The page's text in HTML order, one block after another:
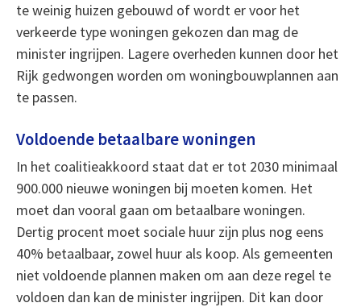
te weinig huizen gebouwd of wordt er voor het
verkeerde type woningen gekozen dan mag de
minister ingrijpen. Lagere overheden kunnen door het
Rijk gedwongen worden om woningbouwplannen aan
te passen.
Voldoende betaalbare woningen
In het coalitieakkoord staat dat er tot 2030 minimaal
900.000 nieuwe woningen bij moeten komen. Het
moet dan vooral gaan om betaalbare woningen.
Dertig procent moet sociale huur zijn plus nog eens
40% betaalbaar, zowel huur als koop. Als gemeenten
niet voldoende plannen maken om aan deze regel te
voldoen dan kan de minister ingrijpen. Dit kan door